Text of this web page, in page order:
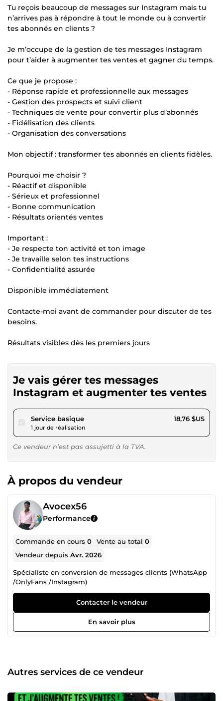
Tu reçois beaucoup de messages sur Instagram mais tu
n’arrives pas à répondre à tout le monde ou à convertir
tes abonnés en clients ?
Je m’occupe de la gestion de tes messages Instagram
pour t’aider à augmenter tes ventes et gagner du temps.
Ce que je propose :
- Réponse rapide et professionnelle aux messages
- Gestion des prospects et suivi client
- Techniques de vente pour convertir plus d’abonnés
- Fidélisation des clients
- Organisation des conversations
Mon objectif : transformer tes abonnés en clients fidèles.
Pourquoi me choisir ?
- Réactif et disponible
- Sérieux et professionnel
- Bonne communication
- Résultats orientés ventes
Important :
- Je respecte ton activité et ton image
- Je travaille selon tes instructions
- Confidentialité assurée
Disponible immédiatement
Contacte-moi avant de commander pour discuter de tes
besoins.
Résultats visibles dès les premiers jours
Je vais gérer tes messages
Instagram et augmenter tes ventes
Service basiquepour 17,28 $US
1 jour de réalisation
18,76 $US
Ce vendeur n’est pas assujetti à la TVA.
À propos du vendeur
Avocex56
Performance
Commande en cours0 Vente au total0
Vendeur depuisAvr. 2026
Spécialiste en conversion de messages clients (WhatsApp
/OnlyFans /Instagram)
Contacter le vendeur
En savoir plus
Autres services de ce vendeur